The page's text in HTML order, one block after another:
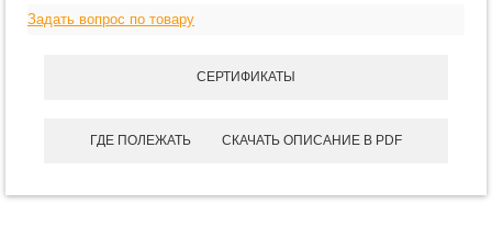
Задать вопрос по товару
СЕРТИФИКАТЫ
ГДЕ ПОЛЕЖАТЬ СКАЧАТЬ ОПИСАНИЕ В PDF